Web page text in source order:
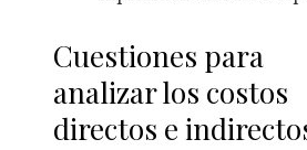
Cuestiones para
analizar los costos
directos e